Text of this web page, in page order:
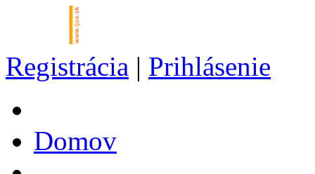
Registrácia | Prihlásenie
Domov